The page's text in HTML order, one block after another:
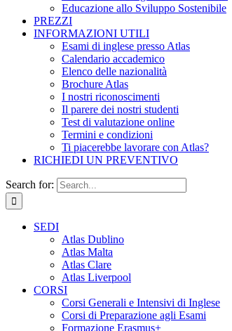
Educazione allo Sviluppo Sostenibile
PREZZI
INFORMAZIONI UTILI
Esami di inglese presso Atlas
Calendario accademico
Elenco delle nazionalità
Brochure Atlas
I nostri riconoscimenti
Il parere dei nostri studenti
Test di valutazione online
Termini e condizioni
Ti piacerebbe lavorare con Atlas?
RICHIEDI UN PREVENTIVO
Search for:
SEDI
Atlas Dublino
Atlas Malta
Atlas Clare
Atlas Liverpool
CORSI
Corsi Generali e Intensivi di Inglese
Corsi di Preparazione agli Esami
Formazione Erasmus+